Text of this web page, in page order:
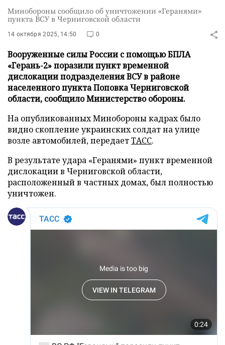
Минобороны сообщило об уничтожении «Геранями»
пункта ВСУ в Черниговской области
14 октября 2025, 14:50 0
Вооруженные силы России с помощью БПЛА
«Герань-2» поразили пункт временной
дислокации подразделения ВСУ в районе
населенного пункта Поповка Черниговской
области, сообщило Министерство обороны.
На опубликованных Минобороны кадрах было
видно скопление украинских солдат на улице
возле автомобилей, передаетТАСС.
В результате удара «Геранями» пункт временной
дислокации в Черниговской области,
расположенный в частных домах, был полностью
уничтожен.